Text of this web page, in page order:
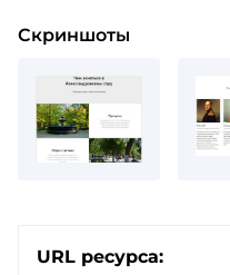
Скриншоты
URL ресурса: